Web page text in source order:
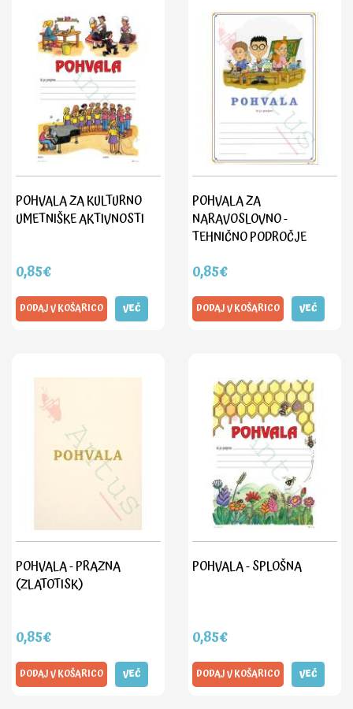
POHVALA ZA KULTURNO
UMETNIŠKE AKTIVNOSTI
0,85€
DODAJ V KOŠARICO VEČ
POHVALA ZA
NARAVOSLOVNO -
TEHNIČNO PODROČJE
0,85€
DODAJ V KOŠARICO VEČ
POHVALA - PRAZNA
(ZLATOTISK)
0,85€
DODAJ V KOŠARICO VEČ
POHVALA - SPLOŠNA
0,85€
DODAJ V KOŠARICO VEČ